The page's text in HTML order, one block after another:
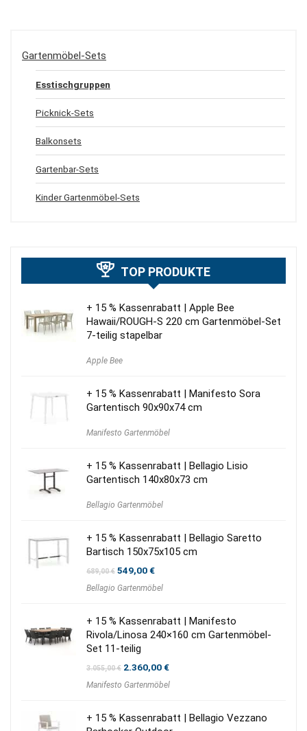
Gartenmöbel-Sets
Esstischgruppen
Picknick-Sets
Balkonsets
Gartenbar-Sets
Kinder Gartenmöbel-Sets
TOP PRODUKTE
+ 15 % Kassenrabatt | Apple Bee
Hawaii/ROUGH-S 220 cm Gartenmöbel-Set
7-teilig stapelbar
Apple Bee
+ 15 % Kassenrabatt | Manifesto Sora
Gartentisch 90x90x74 cm
Manifesto Gartenmöbel
+ 15 % Kassenrabatt | Bellagio Lisio
Gartentisch 140x80x73 cm
Bellagio Gartenmöbel
+ 15 % Kassenrabatt | Bellagio Saretto
Bartisch 150x75x105 cm
689,00€ Ursprünglicher
war:
549,00€Aktueller
ist:
Bellagio Gartenmöbel
+ 15 % Kassenrabatt | Manifesto
Rivola/Linosa 240×160 cm Gartenmöbel-
Set 11-teilig
3.055,00€ Ursprünglicher
war:
2.360,00€Aktueller
ist:
Manifesto Gartenmöbel
+ 15 % Kassenrabatt | Bellagio Vezzano